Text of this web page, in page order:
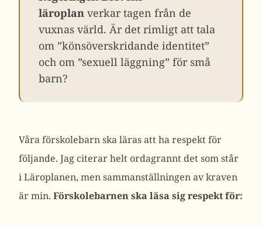
läroplan verkar tagen från de
vuxnas värld. Är det rimligt att tala
om ”könsöverskridande identitet”
och om ”sexuell läggning” för små
barn?
Våra förskolebarn ska läras att ha respekt för
följande. Jag citerar helt ordagrannt det som står
i Läroplanen, men sammanställningen av kraven
är min. Förskolebarnen ska läsa sig respekt för: